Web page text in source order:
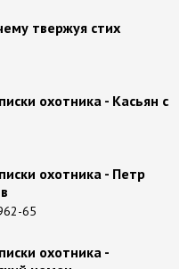
твержуя стих
охотника - Касьян с
охотника - Петр
65
охотника -